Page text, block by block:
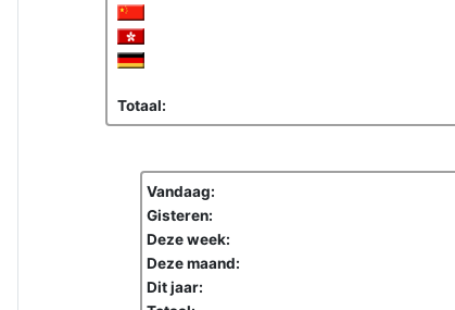
Totaal:
Vandaag:
Gisteren:
Deze week:
Deze maand:
Dit jaar: